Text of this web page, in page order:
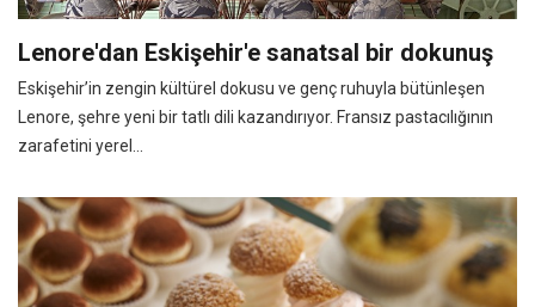
Lenore'dan Eskişehir'e sanatsal bir dokunuş
Eskişehir’in zengin kültürel dokusu ve genç ruhuyla bütünleşen
Lenore, şehre yeni bir tatlı dili kazandırıyor. Fransız pastacılığının
zarafetini yerel...